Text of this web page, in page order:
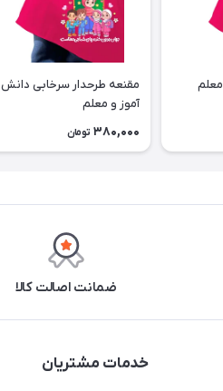
مقنعه طرحدار سرخابی دانش
آموز و معلم
380,000 تومان
ضمانت اصالت کالا
خدمات مشتریان